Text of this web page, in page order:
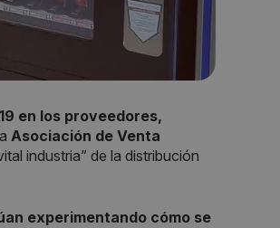
en los proveedores,
Asociación de Venta
industria” de la distribución
experimentando cómo se